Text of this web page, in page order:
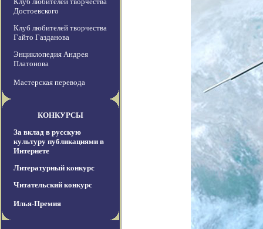
Достоевского
Клуб любителей творчества
Гайто Газданова
Энциклопедия Андрея
Платонова
Мастерская перевода
КОНКУРСЫ
За вклад в русскую
культуру публикациями в
Интернете
Литературный конкурс
Читательский конкурс
Илья-Премия